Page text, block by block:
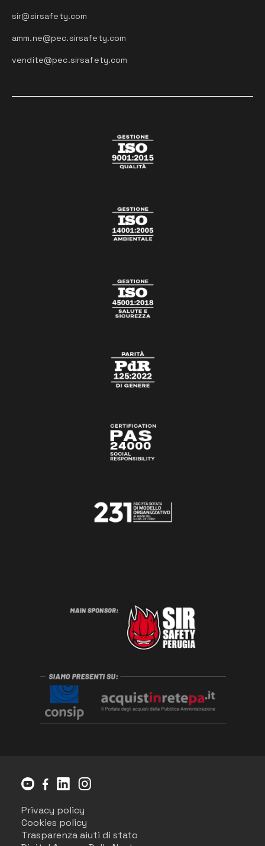
sir@sirsafety.com
amm.ne@pec.sirsafety.com
vendite@pec.sirsafety.com
Privacy policy
Cookies policy
Trasparenza aiuti di stato